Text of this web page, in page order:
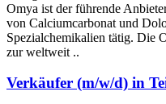
Omya ist der führende
von Calciumcarbonat und
Spezialchemikalien tätig. Die
zur weltweit ..
Verkäufer (m/w/d) in